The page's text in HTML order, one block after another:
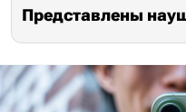
Представлены